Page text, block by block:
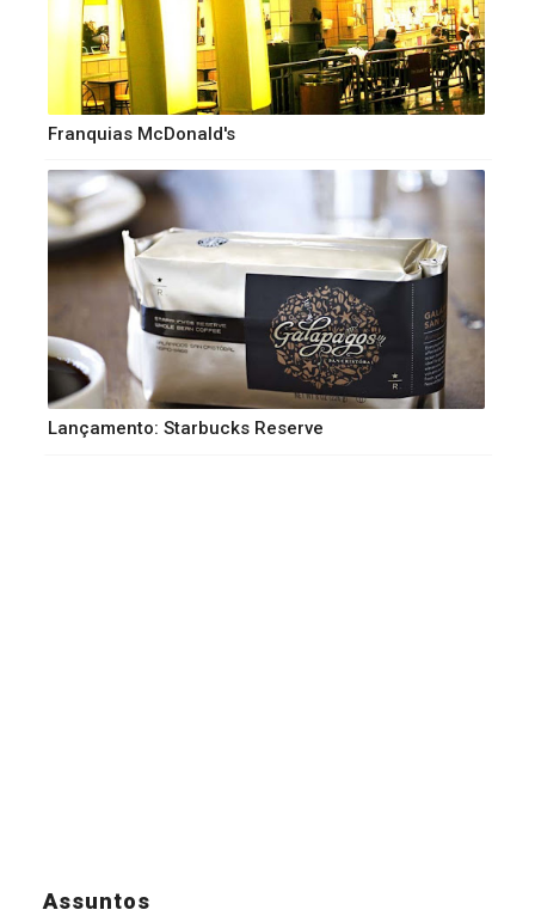
Franquias McDonald's
Lançamento: Starbucks Reserve
Assuntos